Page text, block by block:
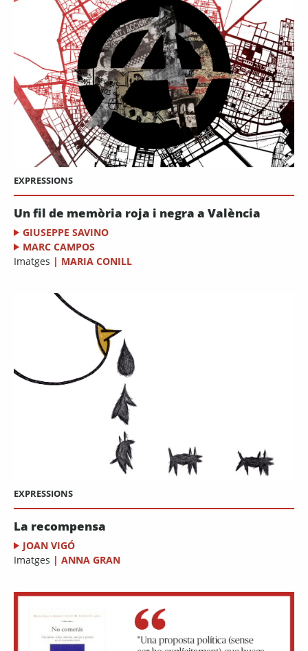
EXPRESSIONS
Un fil de memòria roja i negra a València
GIUSEPPE SAVINO
MARC CAMPOS
Imatges | MARIA CONILL
EXPRESSIONS
La recompensa
JOAN VIGÓ
Imatges | ANNA GRAN